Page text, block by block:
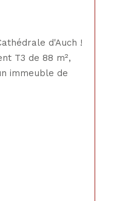
d'Auch !
T3 de 88 m²,
immeuble de